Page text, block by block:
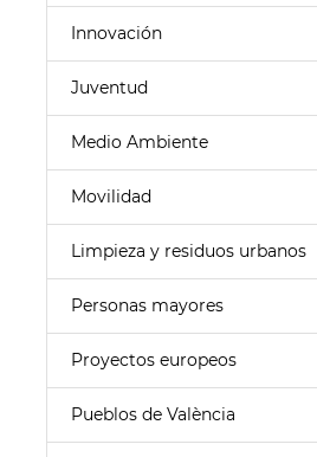
Innovación
Juventud
Medio Ambiente
Movilidad
Limpieza y residuos urbanos
Personas mayores
Proyectos europeos
Pueblos de València